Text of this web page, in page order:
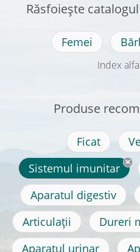
Răsfoiește
Femei
Index
Produse
Ficat
Sistemul imunitar
Aparatul digestiv
Articulații
Dureri
Aparatul urinar